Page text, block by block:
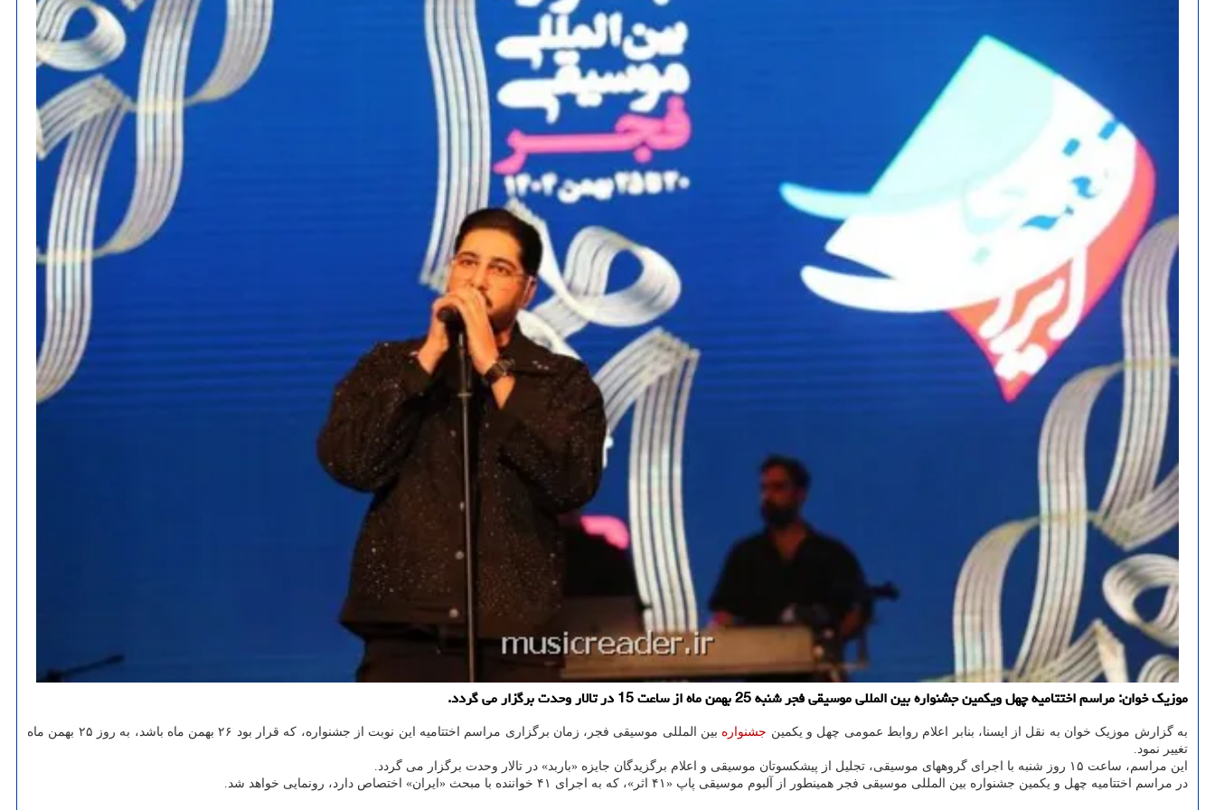
موزیک خوان: مراسم اختتامیه چهل ویکمین جشنواره بین المللی موسیقی فجر شنبه 25 بهمن ماه از ساعت 15 در تالار وحدت برگزار می گردد.
به گزارش موزیک خوان به نقل از ایسنا، بنابر اعلام روابط عمومی چهل و یکمین جشنواره
بین المللی موسیقی فجر، زمان برگزاری مراسم اختتامیه این نوبت از جشنواره، که قرار بود ۲۶ بهمن ماه باشد، به روز ۲۵ بهمن ماه
تغییر نمود.
این مراسم، ساعت ۱۵ روز شنبه با اجرای گروههای موسیقی، تجلیل از پیشکسوتان موسیقی و اعلام برگزیدگان جایزه «باربد» در تالار وحدت برگزار می گردد.
در مراسم اختتامیه چهل و یکمین جشنواره بین المللی موسیقی فجر همینطور از آلبوم موسیقی پاپ «۴۱ اثر»، که به اجرای ۴۱ خواننده با مبحث «ایران» اختصاص دارد، رونمایی خواهد شد.